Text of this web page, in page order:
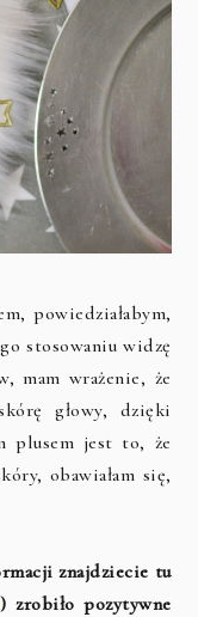
powiedziałabym,
stosowaniu widzę
mam wrażenie, że
głowy, dzięki
plusem jest to, że
obawiałam się,
znajdziecie tu
) zrobiło pozytywne